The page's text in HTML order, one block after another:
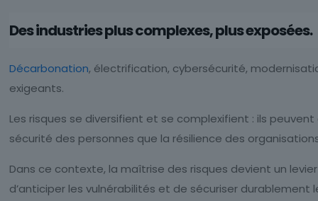
Des industries plus complexes, plus exposées.
Décarbonation, électrification, cybersécurité,
exigeants.
Les risques se diversifient et se complexifient : ils
sécurité des personnes que la résilience des
Dans ce contexte, la maîtrise des risques devient un
d’anticiper les vulnérabilités et de sécuriser durablement